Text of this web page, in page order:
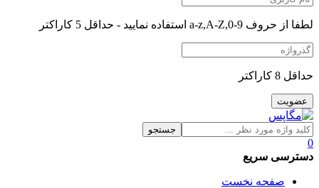
لطفا از حروف a-z,A-Z,0-9 استفاده نمایید - حداقل 5 کاراکتر
حداقل 8 کاراکتر
جستجو
0
دسترسی سریع
صفحه نخست